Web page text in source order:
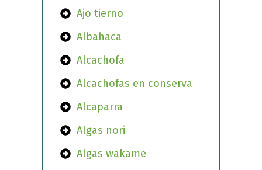
Ajo tierno
Albahaca
Alcachofa
Alcachofas en conserva
Alcaparra
Algas nori
Algas wakame